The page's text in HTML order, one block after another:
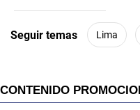
minute,
6
Seguir temas Lima